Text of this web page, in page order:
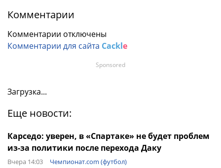
Комментарии
Комментарии отключены
Комментарии для сайта Cackle
Загрузка...
Еще новости:
Карседо: уверен, в «Спартаке» не будет проблем
из-за политики после перехода Даку
Вчера 14:03 Чемпионат.com (футбол)
Sponsored